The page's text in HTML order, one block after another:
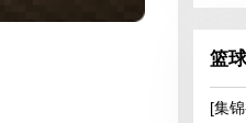
篮